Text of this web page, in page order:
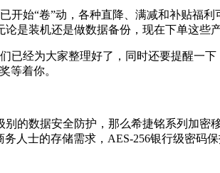
开始“卷”动，各种直降、满减和补贴福
是装机还是做数据备份，现在下单这些
经为大家整理好了，同时还要提醒一
等着你。
的数据安全防护，那么希捷铭系列加密
人士的存储需求，AES-256银行级密码